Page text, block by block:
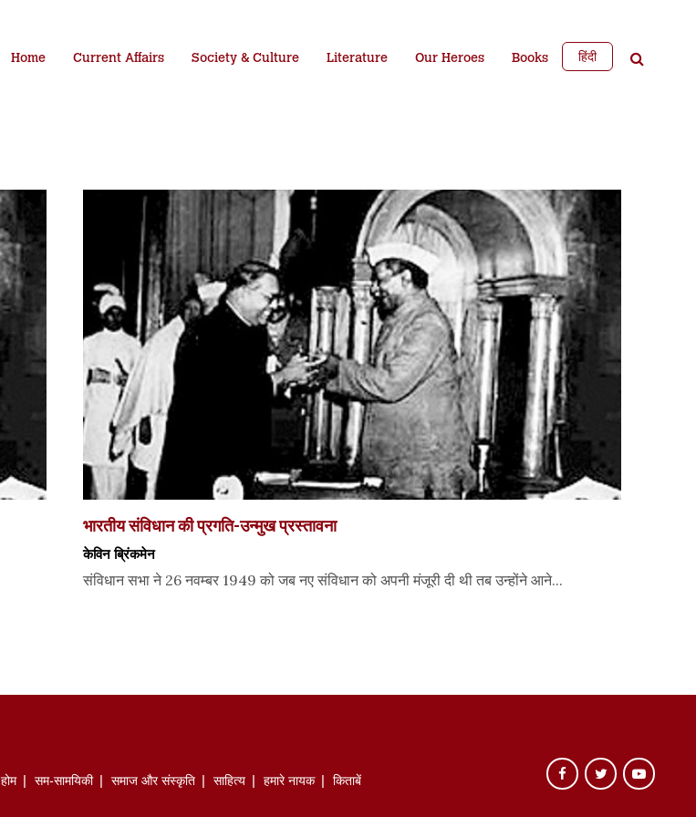
Home Current Affairs Society & Culture Literature Our Heroes Books हिंदी
भारतीय संविधान की प्रगति-उन्मुख प्रस्तावना
केविन ब्रिंकमेन
संविधान सभा ने 26 नवम्बर 1949 को जब नए संविधान को अपनी मंजूरी दी थी तब उन्होंने आने...
होम सम-सामयिकी समाज और संस्कृति साहित्‍य हमारे नायक किताबें